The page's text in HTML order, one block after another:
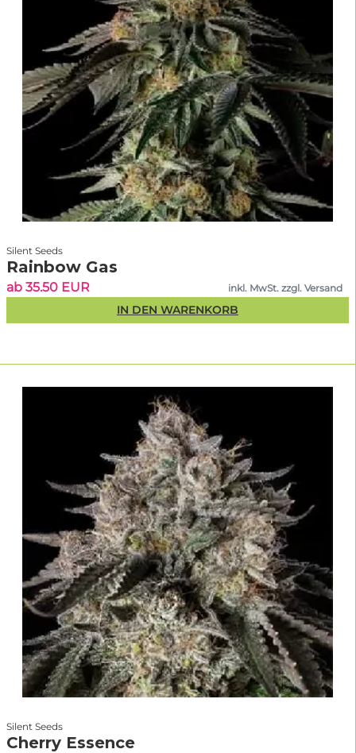
Silent Seeds
Rainbow Gas
ab 35.50 EUR inkl. MwSt. zzgl. Versand
IN DEN WARENKORB
Silent Seeds
Cherry Essence